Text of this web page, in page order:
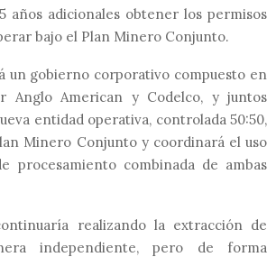
años adicionales obtener los permisos
bajo el Plan Minero Conjunto.
un gobierno corporativo compuesto en
Anglo American y Codelco, y juntos
entidad operativa, controlada 50:50,
Minero Conjunto y coordinará el uso
procesamiento combinada de ambas
realizando la extracción de
independiente, pero de forma